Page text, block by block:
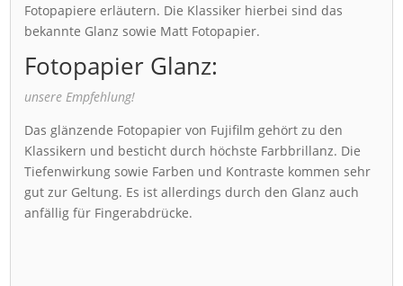
Fotopapiere erläutern. Die Klassiker hierbei sind das
bekannte Glanz sowie Matt Fotopapier.
Fotopapier Glanz:
unsere Empfehlung!
Das glänzende Fotopapier von Fujifilm gehört zu den
Klassikern und besticht durch höchste Farbbrillanz. Die
Tiefenwirkung sowie Farben und Kontraste kommen sehr
gut zur Geltung. Es ist allerdings durch den Glanz auch
anfällig für Fingerabdrücke.